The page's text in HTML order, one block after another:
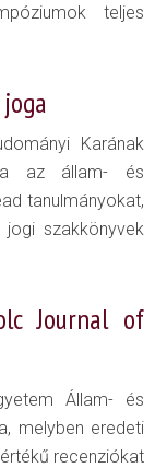
teljes
Karának
az állam- és
tanulmányokat,
szakkönyvek
Journal of
Állam- és
melyben eredeti
recenziókat